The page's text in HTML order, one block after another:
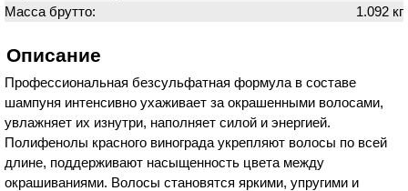
Масса брутто: 1.092 кг
Описание
Профессиональная безсульфатная формула в составе
шампуня интенсивно ухаживает за окрашенными волосами,
увлажняет их изнутри, наполняет силой и энергией.
Полифенолы красного винограда укрепляют волосы по всей
длине, поддерживают насыщенность цвета между
окрашиваниями. Волосы становятся яркими, упругими и